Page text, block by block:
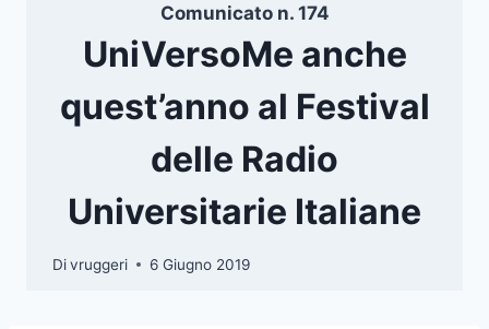
Comunicato n. 174
UniVersoMe anche
quest’anno al Festival
delle Radio
Universitarie Italiane
Divruggeri 6 Giugno 2019